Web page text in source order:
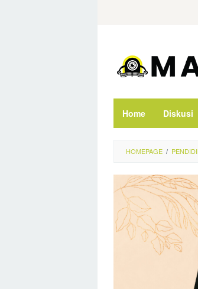
Home Diskusi
HOMEPAGE /